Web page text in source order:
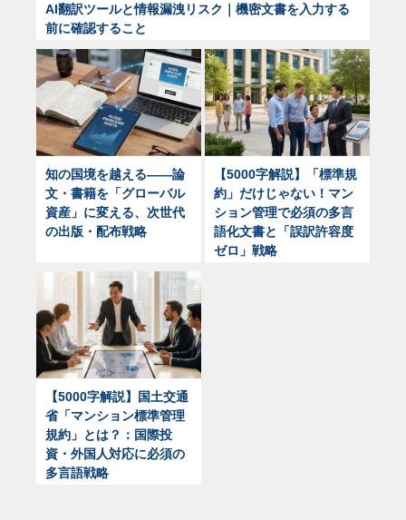
AI翻訳ツールと情報漏洩リスク｜機密文書を入力する
前に確認すること
知の国境を越える——論
文・書籍を「グローバル
資産」に変える、次世代
の出版・配布戦略
【5000字解説】「標準規
約」だけじゃない！マン
ション管理で必須の多言
語化文書と「誤訳許容度
ゼロ」戦略
【5000字解説】国土交通
省「マンション標準管理
規約」とは？：国際投
資・外国人対応に必須の
多言語戦略